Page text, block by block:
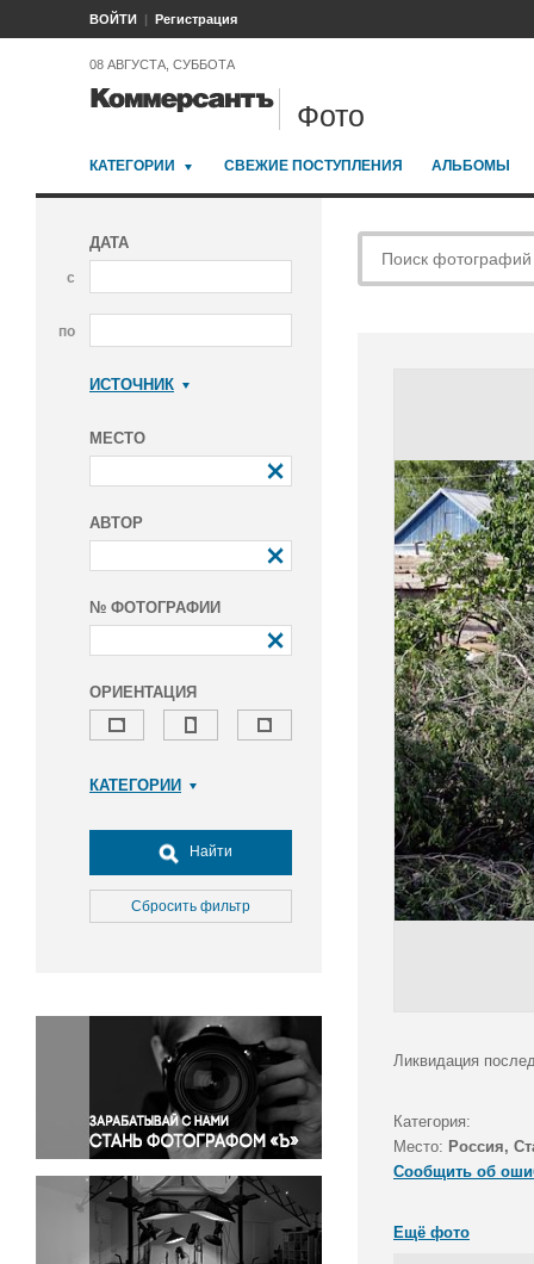
ВОЙТИ Регистрация
08 АВГУСТА, СУББОТА
Фото
КАТЕГОРИИ СВЕЖИЕ ПОСТУПЛЕНИЯ АЛЬБОМЫ
ДАТА
с
по
ИСТОЧНИК
МЕСТО
АВТОР
№ ФОТОГРАФИИ
ОРИЕНТАЦИЯ
КАТЕГОРИИ
Досуг, туризм и отдых
Культура
Медицина
Окружающая среда
Политика
Правосудие
Происшествия и конфликты
Религия
Светская жизнь
Спорт
Экология
Найти
Сбросить фильтр
Ликвидация
Категория:
Место: Россия,
Сообщить об
Ещё фото